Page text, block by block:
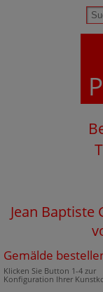
Jean Baptiste
Gemälde
Klicken Sie Button 1-4 zur
Konfiguration Ihrer